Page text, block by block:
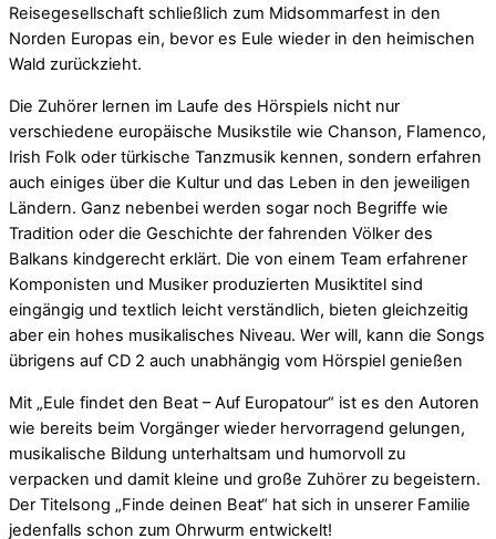
Reisegesellschaft schließlich zum Midsommarfest in den
Norden Europas ein, bevor es Eule wieder in den heimischen
Wald zurückzieht.
Die Zuhörer lernen im Laufe des Hörspiels nicht nur
verschiedene europäische Musikstile wie Chanson, Flamenco,
Irish Folk oder türkische Tanzmusik kennen, sondern erfahren
auch einiges über die Kultur und das Leben in den jeweiligen
Ländern. Ganz nebenbei werden sogar noch Begriffe wie
Tradition oder die Geschichte der fahrenden Völker des
Balkans kindgerecht erklärt. Die von einem Team erfahrener
Komponisten und Musiker produzierten Musiktitel sind
eingängig und textlich leicht verständlich, bieten gleichzeitig
aber ein hohes musikalisches Niveau. Wer will, kann die Songs
übrigens auf CD 2 auch unabhängig vom Hörspiel genießen
Mit „Eule findet den Beat – Auf Europatour“ ist es den Autoren
wie bereits beim Vorgänger wieder hervorragend gelungen,
musikalische Bildung unterhaltsam und humorvoll zu
verpacken und damit kleine und große Zuhörer zu begeistern.
Der Titelsong „Finde deinen Beat“ hat sich in unserer Familie
jedenfalls schon zum Ohrwurm entwickelt!